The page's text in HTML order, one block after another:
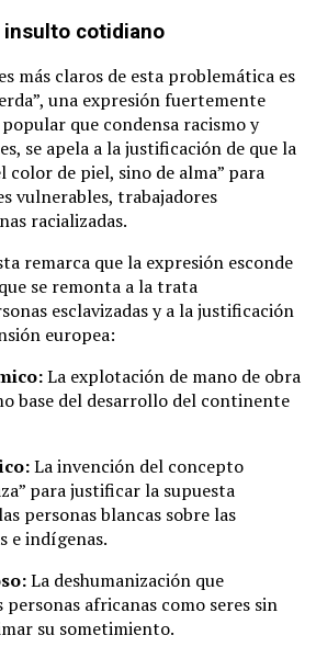
insulto cotidiano
más claros de esta problemática es
una expresión fuertemente
que condensa racismo y
se apela a la justificación de que la
color de piel, sino de alma” para
vulnerables, trabajadores
racializadas.
remarca que la expresión esconde
se remonta a la trata
esclavizadas y a la justificación
europea:
La explotación de mano de obra
base del desarrollo del continente
La invención del concepto
para justificar la supuesta
personas blancas sobre las
e indígenas.
La deshumanización que
personas africanas como seres sin
su sometimiento.